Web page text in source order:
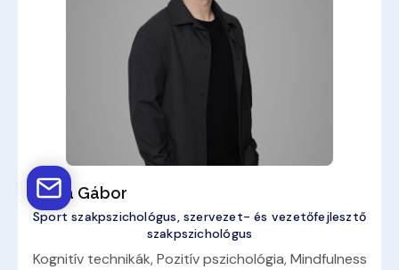
Barta Gábor
Sport szakpszichológus, szervezet- és vezetőfejlesztő
szakpszichológus
Kognitív technikák, Pozitív pszichológia, Mindfulness